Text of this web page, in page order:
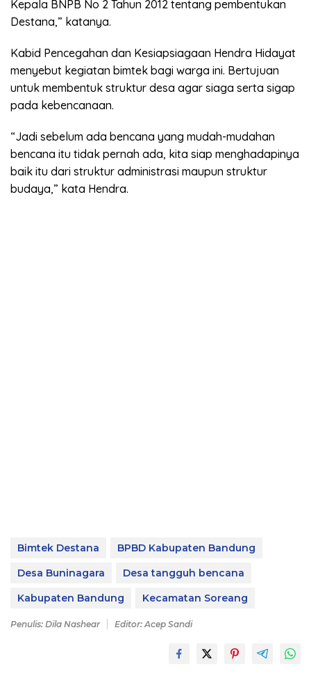
Kepala BNPB No 2 Tahun 2012 tentang pembentukan
Destana,” katanya.
Kabid Pencegahan dan Kesiapsiagaan Hendra Hidayat
menyebut kegiatan bimtek bagi warga ini. Bertujuan
untuk membentuk struktur desa agar siaga serta sigap
pada kebencanaan.
“Jadi sebelum ada bencana yang mudah-mudahan
bencana itu tidak pernah ada, kita siap menghadapinya
baik itu dari struktur administrasi maupun struktur
budaya,” kata Hendra.
Bimtek Destana
BPBD Kabupaten Bandung
Desa Buninagara
Desa tangguh bencana
Kabupaten Bandung
Kecamatan Soreang
Penulis: Dila Nashear Editor: Acep Sandi